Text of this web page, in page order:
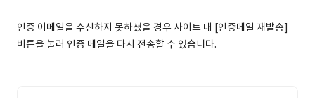
인증 이메일을 수신하지 못하셨을 경우 사이트 내 [인증메일 재발송]
버튼을 눌러 인증 메일을 다시 전송할 수 있습니다.